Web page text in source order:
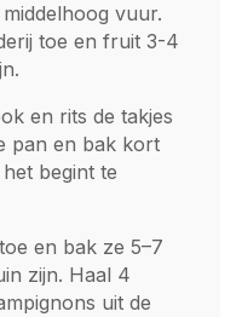
vuur.
toe en fruit 3-4
en rits de takjes
pan en bak kort
begint te
en bak ze 5–7
zijn. Haal 4
uit de